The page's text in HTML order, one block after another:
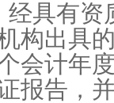
经具有资
构出具
会计年
报告，